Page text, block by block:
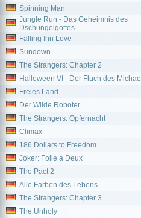
Spinning Man
Jungle Run - Das Geheimnis des
Dschungelgottes
Falling Inn Love
Sundown
The Strangers: Chapter 2
Halloween VI - Der Fluch des
Freies Land
Der Wilde Roboter
The Strangers: Opfernacht
Climax
186 Dollars to Freedom
Joker: Folie à Deux
The Pact 2
Alle Farben des Lebens
The Strangers: Chapter 3
The Unholy